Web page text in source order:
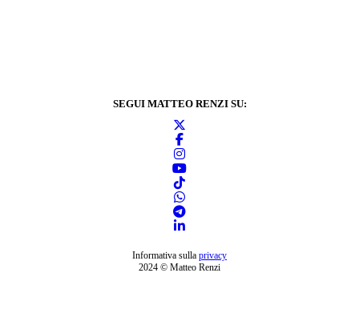
SEGUI MATTEO RENZI SU:
Informativa sulla privacy
2024 © Matteo Renzi